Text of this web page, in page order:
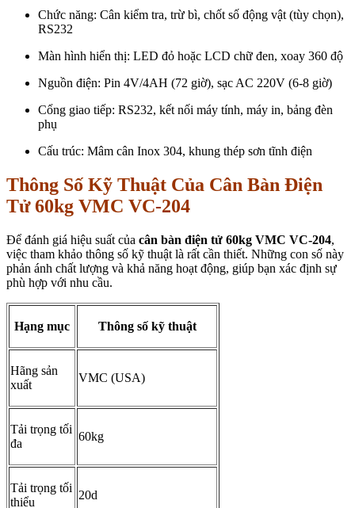
Chức năng: Cân kiểm tra, trừ bì, chốt số động vật (tùy chọn),
RS232
Màn hình hiển thị: LED đỏ hoặc LCD chữ đen, xoay 360 độ
Nguồn điện: Pin 4V/4AH (72 giờ), sạc AC 220V (6-8 giờ)
Cổng giao tiếp: RS232, kết nối máy tính, máy in, bảng đèn
phụ
Cấu trúc: Mâm cân Inox 304, khung thép sơn tĩnh điện
Thông Số Kỹ Thuật Của Cân Bàn Điện
Tử 60kg VMC VC-204
Để đánh giá hiệu suất của cân bàn điện tử 60kg VMC VC-204,
việc tham khảo thông số kỹ thuật là rất cần thiết. Những con số này
phản ánh chất lượng và khả năng hoạt động, giúp bạn xác định sự
phù hợp với nhu cầu.
Hạng mục Thông số kỹ thuật
Hãng sản
xuất
VMC (USA)
Tải trọng tối
đa
60kg
Tải trọng tối
thiểu
20d